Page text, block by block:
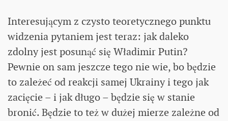
Interesującym z czysto teoretycznego punktu
widzenia pytaniem jest teraz: jak daleko
zdolny jest posunąć się Władimir Putin?
Pewnie on sam jeszcze tego nie wie, bo będzie
to zależeć od reakcji samej Ukrainy i tego jak
zacięcie – i jak długo – będzie się w stanie
bronić. Będzie to też w dużej mierze zależne od